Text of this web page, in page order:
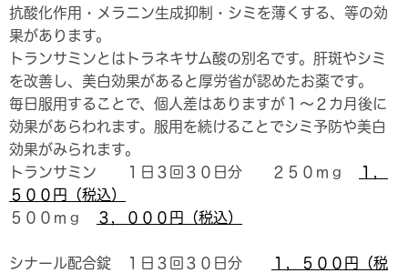
抗酸化作用・メラニン生成抑制・シミを薄くする、等の効
果があります。
トランサミンとはトラネキサム酸の別名です。肝斑やシミ
を改善し、美白効果があると厚労省が認めたお薬です。
毎日服用することで、個人差はありますが１～２カ月後に
効果があらわれます。服用を続けることでシミ予防や美白
効果がみられます。
トランサミン １日３回３０日分 ２５０ｍｇ
１，
５００ 円（税込）
５００ｍｇ
３，０００ 円（税込）
シナール配合錠 １日３回３０日分
１，５００円（税